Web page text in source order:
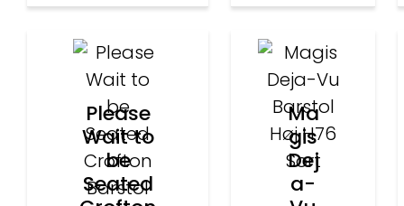
Please
Wait to
be
Seated
Ma
gis
Dej
a-